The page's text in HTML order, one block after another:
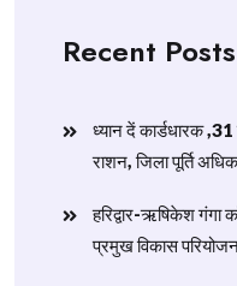
Recent Posts
ध्यान दें कार्डधारक
राशन, जिला पूर्ति
हरिद्वार-ऋषिकेश गंगा
प्रमुख विकास